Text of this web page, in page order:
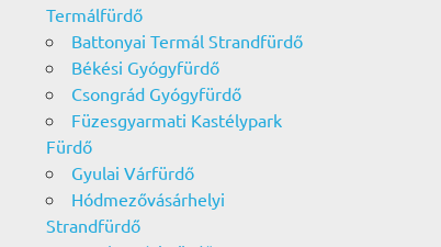
Termálfürdő
Battonyai Termál Strandfürdő
Békési Gyógyfürdő
Csongrád Gyógyfürdő
Füzesgyarmati Kastélypark
Fürdő
Gyulai Várfürdő
Hódmezővásárhelyi
Strandfürdő